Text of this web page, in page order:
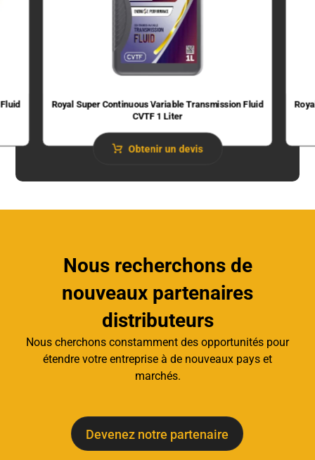
Royal Super Continuous Variable Transmission Fluid​
CVTF 1 Liter
Obtenir un devis
Nous recherchons de
nouveaux partenaires
distributeurs
Nous cherchons constamment des opportunités pour
étendre votre entreprise à de nouveaux pays et
marchés.
Devenez notre partenaire